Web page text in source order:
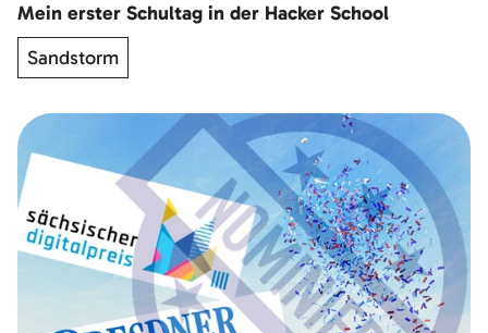
Mein erster Schultag in der Hacker School
Sandstorm